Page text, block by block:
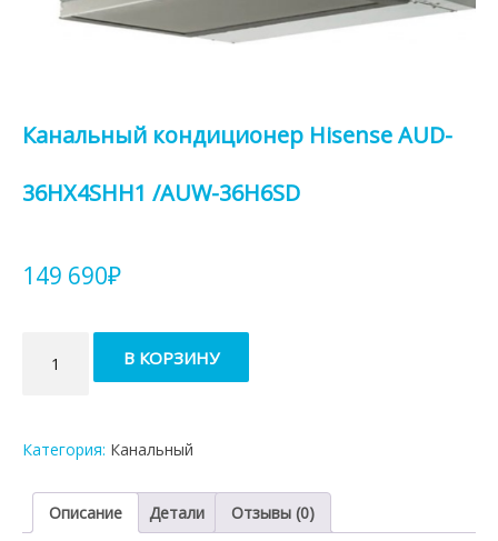
Канальный кондиционер Hisense AUD-
36HX4SHH1 /AUW-36H6SD
149 690₽
товара
Канальный
AUD-
/AUW-
36H6SD
В КОРЗИНУ
Категория: Канальный
Описание Детали Отзывы (0)